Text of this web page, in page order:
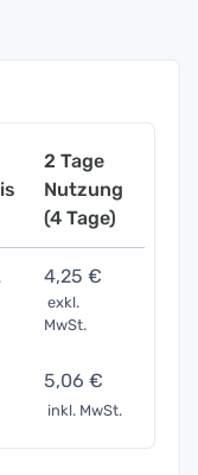
2 Tage
Nutzung
(4 Tage)
4,25 €
exkl.
MwSt.
5,06 €
inkl. MwSt.